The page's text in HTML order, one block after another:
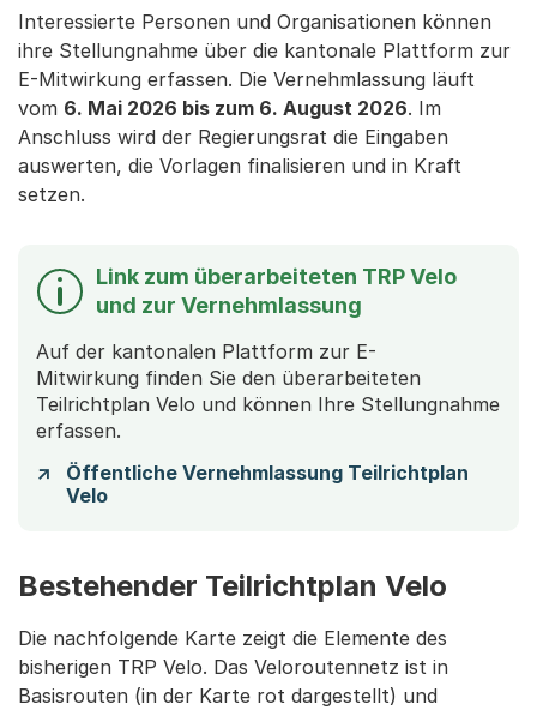
Interessierte Personen und Organisationen können
ihre Stellungnahme über die kantonale Plattform zur
E-Mitwirkung erfassen. Die Vernehmlassung läuft
vom 6. Mai 2026 bis zum 6. August 2026. Im
Anschluss wird der Regierungsrat die Eingaben
auswerten, die Vorlagen finalisieren und in Kraft
setzen.
Link zum überarbeiteten TRP Velo
und zur Vernehmlassung
Auf der kantonalen Plattform zur E-
Mitwirkung finden Sie den überarbeiteten
Teilrichtplan Velo und können Ihre Stellungnahme
erfassen.
Öffentliche Vernehmlassung Teilrichtplan
Velo
Bestehender Teilrichtplan Velo
Die nachfolgende Karte zeigt die Elemente des
bisherigen TRP Velo. Das Veloroutennetz ist in
Basisrouten (in der Karte rot dargestellt) und